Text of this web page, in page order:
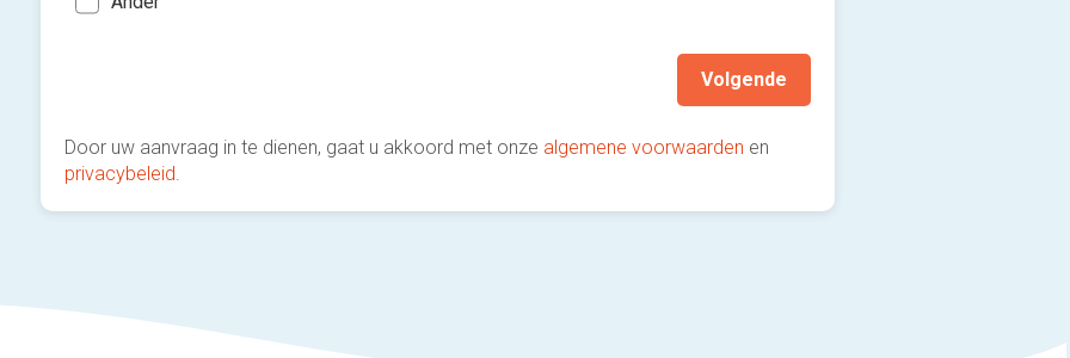
Volgende
Door uw aanvraag in te dienen, gaat u akkoord met onze algemene voorwaarden en
privacybeleid.